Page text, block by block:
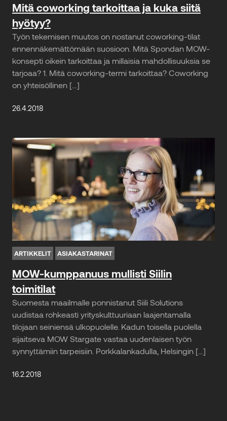
Mitä coworking tarkoittaa ja kuka siitä
hyötyy?
Työn tekemisen muutos on nostanut coworking-tilat
ennennäkemättömään suosioon. Mitä Spondan MOW-
konsepti oikein tarkoittaa ja millaisia mahdollisuuksia se
tarjoaa? 1. Mitä coworking-termi tarkoittaa? Coworking
on yhteisöllinen […]
26.4.2018
ARTIKKELIT ASIAKASTARINAT
MOW-kumppanuus mullisti Siilin
toimitilat
Suomesta maailmalle ponnistanut Siili Solutions
uudistaa rohkeasti yrityskulttuuriaan laajentamalla
tilojaan seiniensä ulkopuolelle. Kadun toisella puolella
sijaitseva MOW Stargate vastaa uudenlaisen työn
synnyttämiin tarpeisiin. Porkkalankadulla, Helsingin […]
16.2.2018